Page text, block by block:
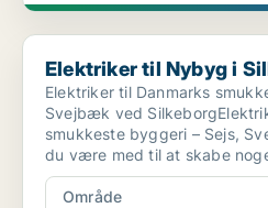
Elektriker til Nybyg i Silkeborg
Elektriker til Nybyg i
Elektriker til Danmarks
Svejbæk ved
smukkeste byggeri – Sejs,
du være med til at skabe
Område